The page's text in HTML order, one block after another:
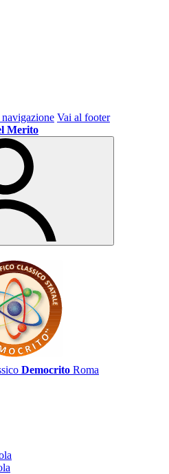
Vai al footer
Merito
Democrito Roma